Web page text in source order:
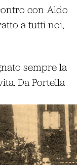
con Aldo
a tutti noi,
sempre la
Da Portella